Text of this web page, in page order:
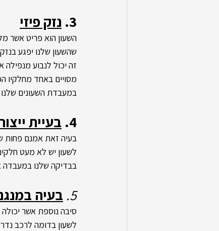
3. נזק פיזי
השעון הוא פריט אשר
שהשעון שלנו יפגע
זה יכול לנבוע
מסויים באחד מחלקיו
במעבדת השעונים שלנו
4. בעיית
בעיה זאת אמנם פחות
לשעון יש לא מעט
בבדיקה שלנו במעבדה
5. בעיה
סיבה נוספת אשר
לשעון בדומה לרכב